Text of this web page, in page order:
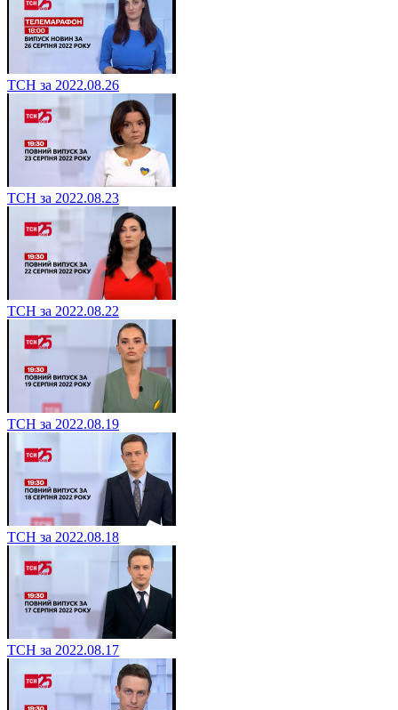
ТСН за 2022.08.26
ТСН за 2022.08.23
ТСН за 2022.08.22
ТСН за 2022.08.19
ТСН за 2022.08.18
ТСН за 2022.08.17